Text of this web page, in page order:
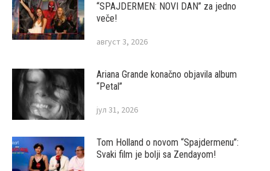
“SPAJDERMEN: NOVI DAN” za jedno
veče!
август 3, 2026
Ariana Grande konačno objavila album
“Petal”
јул 31, 2026
Tom Holland o novom “Spajdermenu”:
Svaki film je bolji sa Zendayom!